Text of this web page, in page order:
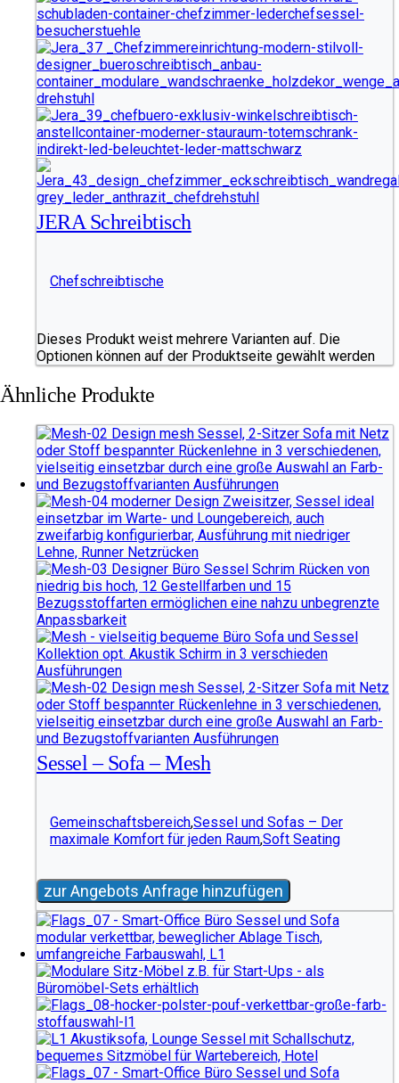
JERA Schreibtisch
Chefschreibtische
Dieses Produkt weist mehrere Varianten auf. Die
Optionen können auf der Produktseite gewählt werden
Ähnliche Produkte
Sessel – Sofa – Mesh
Gemeinschaftsbereich,Sessel und Sofas – Der
maximale Komfort für jeden Raum,Soft Seating
zur Angebots Anfrage hinzufügen